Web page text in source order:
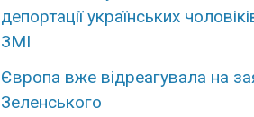
депортації українських
ЗМІ
Європа вже відреагувала на
Зеленського